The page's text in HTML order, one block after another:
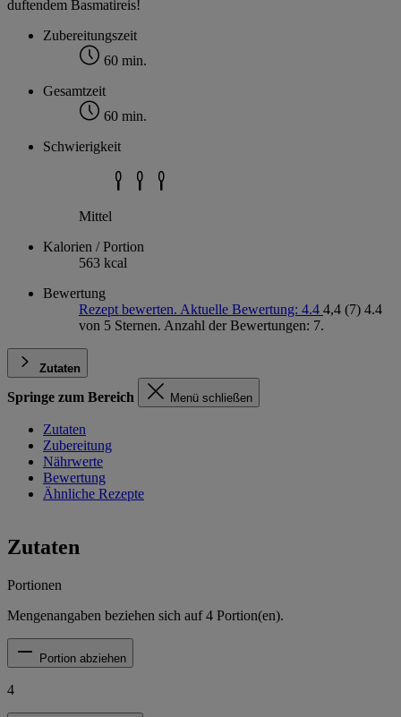
duftendem Basmatireis!
Zubereitungszeit
60 min.
Gesamtzeit
60 min.
Schwierigkeit
Mittel
Kalorien / Portion
563 kcal
Bewertung
Rezept bewerten. Aktuelle Bewertung: 4.4 4,4 (7) 4.4
von 5 Sternen. Anzahl der Bewertungen: 7.
Zutaten
Springe zum Bereich Menü schließen
Zutaten
Zubereitung
Nährwerte
Bewertung
Ähnliche Rezepte
Zutaten
Portionen
Mengenangaben beziehen sich auf4 Portion(en).
Portion abziehen
4